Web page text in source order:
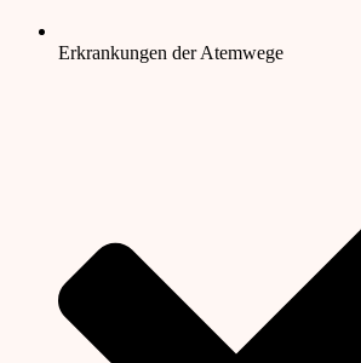
Erkrankungen der Atemwege